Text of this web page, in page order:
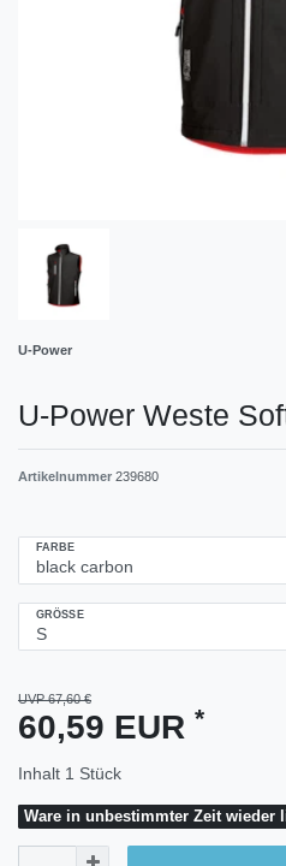
U-Power
U-Power Weste
Artikelnummer 239680
FARBE
GRÖSSE
UVP 67,60 €
60,59 EUR *
Inhalt 1 Stück
Ware in unbestimmter Zeit wieder